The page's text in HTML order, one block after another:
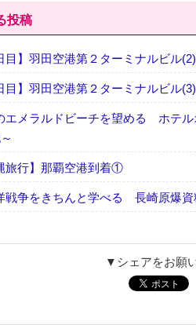
投稿
目】羽田空港第２ターミナルビル
目】羽田空港第２ターミナルビル
エメラルドビーチを望める ホテ
旅行】那覇空港到着①
戦争をきちんと学べる 長崎原爆資
▼シェアをお願